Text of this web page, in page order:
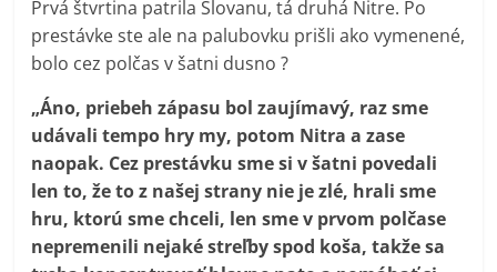
Prvá štvrtina patrila Slovanu, tá druhá Nitre. Po
prestávke ste ale na palubovku prišli ako vymenené,
bolo cez polčas v šatni dusno ?
„Áno, priebeh zápasu bol zaujímavý, raz sme
udávali tempo hry my, potom Nitra a zase
naopak. Cez prestávku sme si v šatni povedali
len to, že to z našej strany nie je zlé, hrali sme
hru, ktorú sme chceli, len sme v prvom polčase
nepremenili nejaké streľby spod koša, takže sa